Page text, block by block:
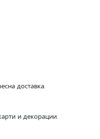
доставка.
и декорации.